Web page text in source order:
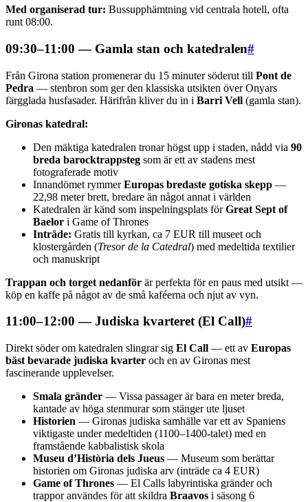
Med organiserad tur: Bussupphämtning vid centrala hotell, ofta
runt 08:00.
09:30–11:00 — Gamla stan och katedralen#
Från Girona station promenerar du 15 minuter söderut till Pont de
Pedra — stenbron som ger den klassiska utsikten över Onyars
färgglada husfasader. Härifrån kliver du in i Barri Vell (gamla stan).
Gironas katedral:
Den mäktiga katedralen tronar högst upp i staden, nådd via 90
breda barocktrappsteg som är ett av stadens mest
fotograferade motiv
Innandömet rymmerEuropas bredaste gotiska skepp —
22,98 meter brett, bredare än något annat i världen
Katedralen är känd som inspelningsplats förGreat Sept of
Baelor i Game of Thrones
Inträde: Gratis till kyrkan, ca 7 EUR till museet och
klostergården (Tresor de la Catedral) med medeltida textilier
och manuskript
Trappan och torget nedanför är perfekta för en paus med utsikt —
köp en kaffe på något av de små kaféerna och njut av vyn.
11:00–12:00 — Judiska kvarteret (El Call)#
Direkt söder om katedralen slingrar sig El Call — ett av Europas
bäst bevarade judiska kvarter och en av Gironas mest
fascinerande upplevelser.
Smala gränder — Vissa passager är bara en meter breda,
kantade av höga stenmurar som stänger ute ljuset
Historien — Gironas judiska samhälle var ett av Spaniens
viktigaste under medeltiden (1100–1400-talet) med en
framstående kabbalistisk skola
Museu d’Història dels Jueus — Museum som berättar
historien om Gironas judiska arv (inträde ca 4 EUR)
Game of Thrones — El Calls labyrintiska gränder och
trappor användes för att skildra Braavos i säsong 6